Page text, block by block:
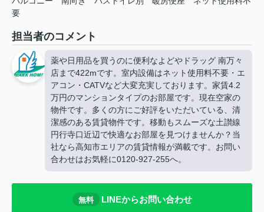
要
担当者のコメント
薬や日用品を買うのに便利なよどやドラッグ 南万々
店まで422mです。室内設備はネット使用料不要・エ
アコン・CATVなど大変充実しております。家賃4.2
万円のマンションタイプのお部屋です。現在空家の
物件です。多くの方にご好評をいただいている、清
潔感のある賃貸物件です。移動もスムーズな土讃線
円行寺口近辺で快適なお部屋を見つけませんか？当
社なら高知市エリアの賃貸情報が満載です。お問い
合わせはお気軽に0120-927-255へ。
無料 LINEからお問い合わせ